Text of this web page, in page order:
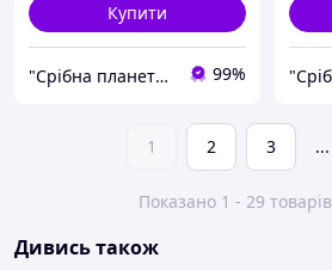
Купити
"Срібна планета" - магазин срібних прикрас 99%
1 2 3 ...
Показано 1 - 29
Дивись також